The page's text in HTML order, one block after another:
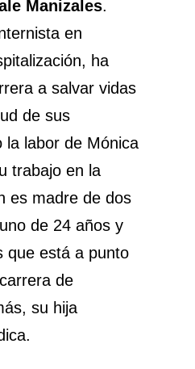
Manizales.
en
ha
a salvar vidas
de sus
la labor de Mónica
trabajo en la
es madre de dos
de 24 años y
que está a punto
de
su hija